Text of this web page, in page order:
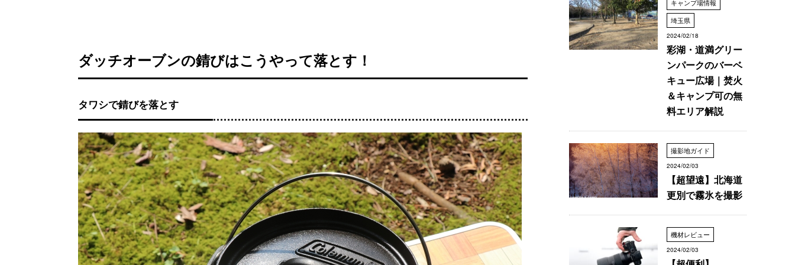
ダッチオーブンの錆びはこうやって落とす！
タワシで錆びを落とす
キャンプ場情報
埼玉県
2024/02/18
彩湖・道満グリー
ンパークのバーベ
キュー広場｜焚火
＆キャンプ可の無
料エリア解説
撮影地ガイド
2024/02/03
【超望遠】北海道
更別で霧氷を撮影
機材レビュー
2024/02/03